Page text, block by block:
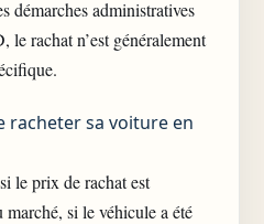
démarches administratives
rachat n’est généralement
racheter sa voiture en
le prix de rachat est
si le véhicule a été